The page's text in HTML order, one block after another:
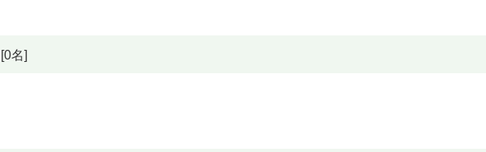
[0名]